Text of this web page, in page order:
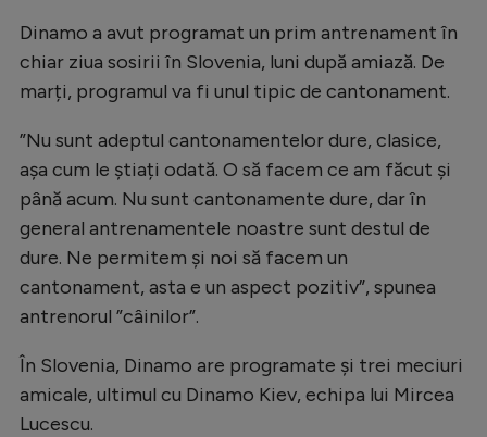
Dinamo a avut programat un prim antrenament în
chiar ziua sosirii în Slovenia, luni după amiază. De
marți, programul va fi unul tipic de cantonament.
”Nu sunt adeptul cantonamentelor dure, clasice,
așa cum le știați odată. O să facem ce am făcut și
până acum. Nu sunt cantonamente dure, dar în
general antrenamentele noastre sunt destul de
dure. Ne permitem și noi să facem un
cantonament, asta e un aspect pozitiv”, spunea
antrenorul ”câinilor”.
În Slovenia, Dinamo are programate și trei meciuri
amicale, ultimul cu Dinamo Kiev, echipa lui Mircea
Lucescu.